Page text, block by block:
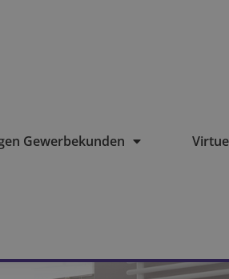
Gewerbekunden